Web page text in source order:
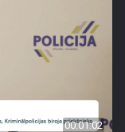
00:01:02